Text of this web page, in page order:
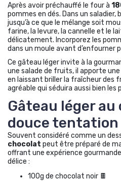
Après avoir préchauffé le four à
pommes en dés. Dans un
jusqu’à ce que le mélange soit
farine, la levure, la cannelle et le
délicatement. Incorporez les
dans un moule avant d’enfourner
Ce gâteau léger invite à la
une salade de fruits, il apporte
en laissant briller la fraîcheur des
agréable qui séduira aussi bien les
Gâteau léger
douce tentation
Souvent considéré comme un
chocolat peut être préparé de
offrant une expérience
délice :
100g de chocolat noir 🍫